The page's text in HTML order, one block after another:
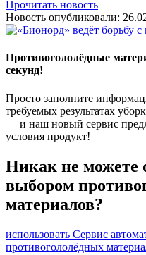
Прочитать новость
Новость опубликовали:
Противогололёдные
секунд!
Просто заполните
требуемых результатах
— и наш новый сервис
условия продукт!
Никак не можете
выбором
материалов?
использовать Сервис
противогололёдных